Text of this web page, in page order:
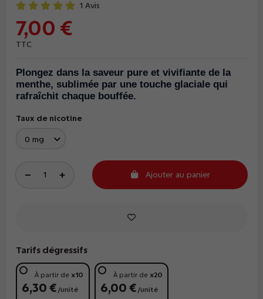
1 Avis
7,00 €
TTC
Plongez dans la saveur pure et vivifiante de la
menthe, sublimée par une touche glaciale qui
rafraîchit chaque bouffée.
Taux de nicotine
Ajouter au panier
Tarifs dégressifs
À partir de x10
6,30 € /unité
À partir de x20
6,00 € /unité